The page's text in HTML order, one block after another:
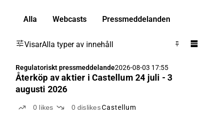
Alla Webcasts Pressmeddelanden
VisarAlla typer av innehåll
Regulatoriskt pressmeddelande2026-08-03 17:55
Återköp av aktier i Castellum 24 juli - 3
augusti 2026
0 likes 0 dislikesCastellum